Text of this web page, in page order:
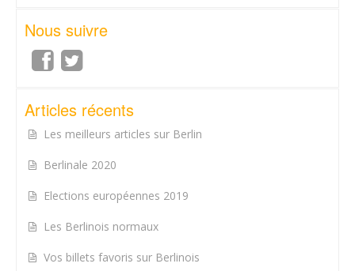
Nous suivre
Articles récents
Les meilleurs articles sur Berlin
Berlinale 2020
Elections européennes 2019
Les Berlinois normaux
Vos billets favoris sur Berlinois